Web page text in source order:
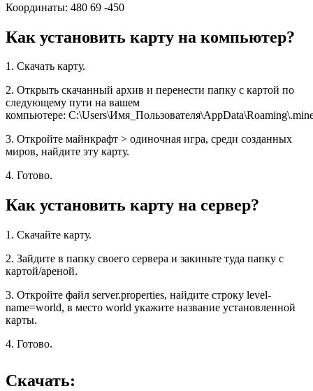
Координаты: 480 69 -450
Как установить карту на компьютер?
1. Скачать карту.
2. Открыть скачанный архив и перенести папку с картой по
следующему пути на вашем
компьютере:
3. Откройте майнкрафт > одиночная игра, среди созданных
миров, найдите эту карту.
4. Готово.
Как установить карту на сервер?
1. Скачайте карту.
2. Зайдите в папку своего сервера и закиньте туда папку с
картой/ареной.
3. Откройте файл server.properties, найдите строку level-
name=world, в место world укажите название установленной
карты.
4. Готово.
Скачать: